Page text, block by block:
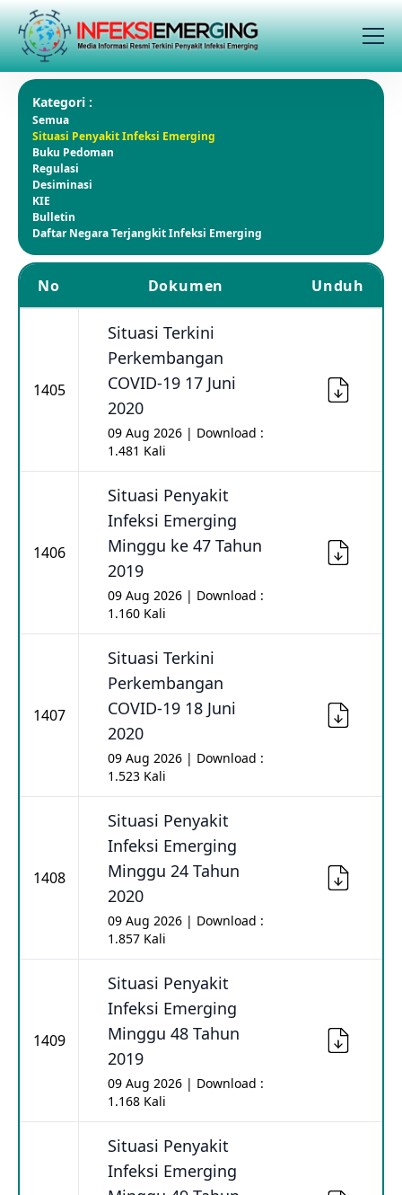
Kategori :
Semua
Situasi Penyakit Infeksi Emerging
Buku Pedoman
Regulasi
Desiminasi
KIE
Bulletin
Daftar Negara Terjangkit Infeksi Emerging
No Dokumen Unduh
1405
Situasi Terkini
Perkembangan
COVID-19 17 Juni
2020
09 Aug 2026 | Download :
1.481 Kali
1406
Situasi Penyakit
Infeksi Emerging
Minggu ke 47 Tahun
2019
09 Aug 2026 | Download :
1.160 Kali
1407
Situasi Terkini
Perkembangan
COVID-19 18 Juni
2020
09 Aug 2026 | Download :
1.523 Kali
1408
Situasi Penyakit
Infeksi Emerging
Minggu 24 Tahun
2020
09 Aug 2026 | Download :
1.857 Kali
1409
Situasi Penyakit
Infeksi Emerging
Minggu 48 Tahun
2019
09 Aug 2026 | Download :
1.168 Kali
Situasi Penyakit
Infeksi Emerging